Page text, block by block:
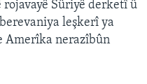
Sûriyê derketî û
leşkerî ya
Amerîka nerazîbûn